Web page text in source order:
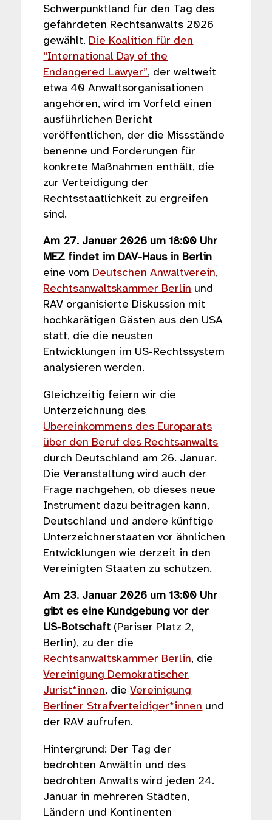
Schwerpunktland für den Tag des
gefährdeten Rechtsanwalts 2026
gewählt. Die Koalition für den
“International Day of the
Endangered Lawyer”, der weltweit
etwa 40 Anwaltsorganisationen
angehören, wird im Vorfeld einen
ausführlichen Bericht
veröffentlichen, der die Missstände
benenne und Forderungen für
konkrete Maßnahmen enthält, die
zur Verteidigung der
Rechtsstaatlichkeit zu ergreifen
sind.
Am 27. Januar 2026 um 18:00 Uhr
MEZ findet im DAV-Haus in Berlin
eine vom Deutschen Anwaltverein,
Rechtsanwaltskammer Berlin und
RAV organisierte Diskussion mit
hochkarätigen Gästen aus den USA
statt, die die neusten
Entwicklungen im US-Rechtssystem
analysieren werden.
Gleichzeitig feiern wir die
Unterzeichnung des
Übereinkommens des Europarats
über den Beruf des Rechtsanwalts
durch Deutschland am 26. Januar.
Die Veranstaltung wird auch der
Frage nachgehen, ob dieses neue
Instrument dazu beitragen kann,
Deutschland und andere künftige
Unterzeichnerstaaten vor ähnlichen
Entwicklungen wie derzeit in den
Vereinigten Staaten zu schützen.
Am 23. Januar 2026 um 13:00 Uhr
gibt es eine Kundgebung vor der
US-Botschaft (Pariser Platz 2,
Berlin), zu der die
Rechtsanwaltskammer Berlin, die
Vereinigung Demokratischer
Jurist*innen, dieVereinigung
Berliner Strafverteidiger*innen und
der RAV aufrufen.
Hintergrund: Der Tag der
bedrohten Anwältin und des
bedrohten Anwalts wird jeden 24.
Januar in mehreren Städten,
Ländern und Kontinenten